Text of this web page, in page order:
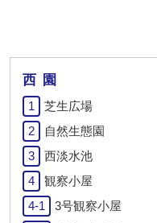
西園
1
芝生広場
2
自然生態園
3
西淡水池
4
観察小屋
4-1
3号観察小屋